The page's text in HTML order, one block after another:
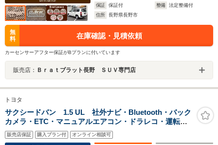
保証
保証付 整備
法定整備付
住所
長野県長野市
無
料
在庫確認・見積依頼
カーセンサーアフター保証がBプランに付いています
販売店： Ｂｒａｔブラット長野 ＳＵＶ専門店
トヨタ
サクシードバン 1.5 UL 社外ナビ・Bluetooth・バック
カメラ・ETC・マニュアルエアコン・ドラレコ・運転席
P/W・キーレス・電動格納ミラー・バックブザー(夜間消
音)
販売店保証 購入プラン付 オンライン相談可